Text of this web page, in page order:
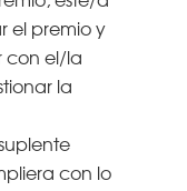
el premio y
con el/la
la
con lo